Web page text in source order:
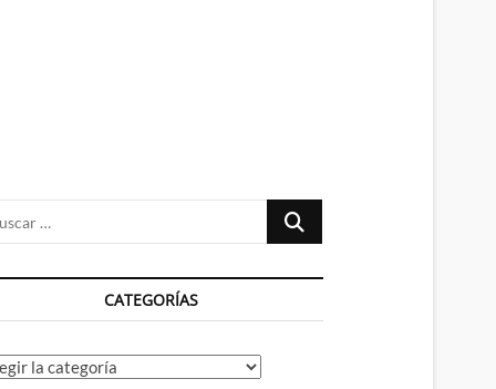
Buscar
CATEGORÍAS